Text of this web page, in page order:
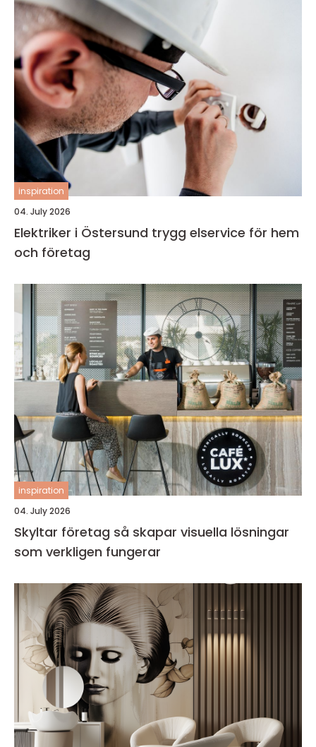
inspiration
04. July 2026
Elektriker i Östersund trygg elservice för hem
och företag
inspiration
04. July 2026
Skyltar företag så skapar visuella lösningar
som verkligen fungerar